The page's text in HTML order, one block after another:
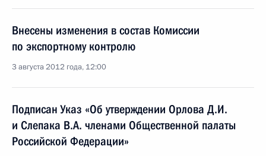
Внесены изменения в состав Комиссии
по экспортному контролю
3 августа 2012 года, 12:00
Подписан Указ «Об утверждении Орлова Д.И.
и Слепака В.А. членами Общественной палаты
Российской Федерации»